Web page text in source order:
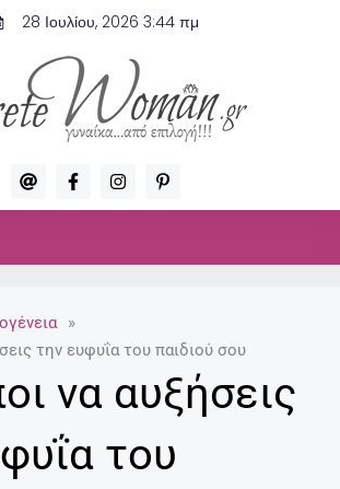
28 Ιουλίου, 2026 3:44 πμ
A
t
F
a
c
f
I
n
s
P
i
n
p
»
την ευφυΐα του παιδιού σου
να αυξήσεις
του